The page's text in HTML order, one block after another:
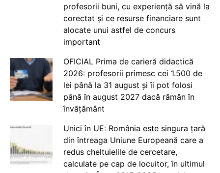
profesorii buni, cu experiență să vină la
corectat și ce resurse financiare sunt
alocate unui astfel de concurs
important
OFICIAL Prima de carieră didactică
2026: profesorii primesc cei 1.500 de
lei până la 31 august și îi pot folosi
până în august 2027 dacă rămân în
învățământ
Unici în UE: România este singura țară
din întreaga Uniune Europeană care a
redus cheltuielile de cercetare,
calculate pe cap de locuitor, în ultimul